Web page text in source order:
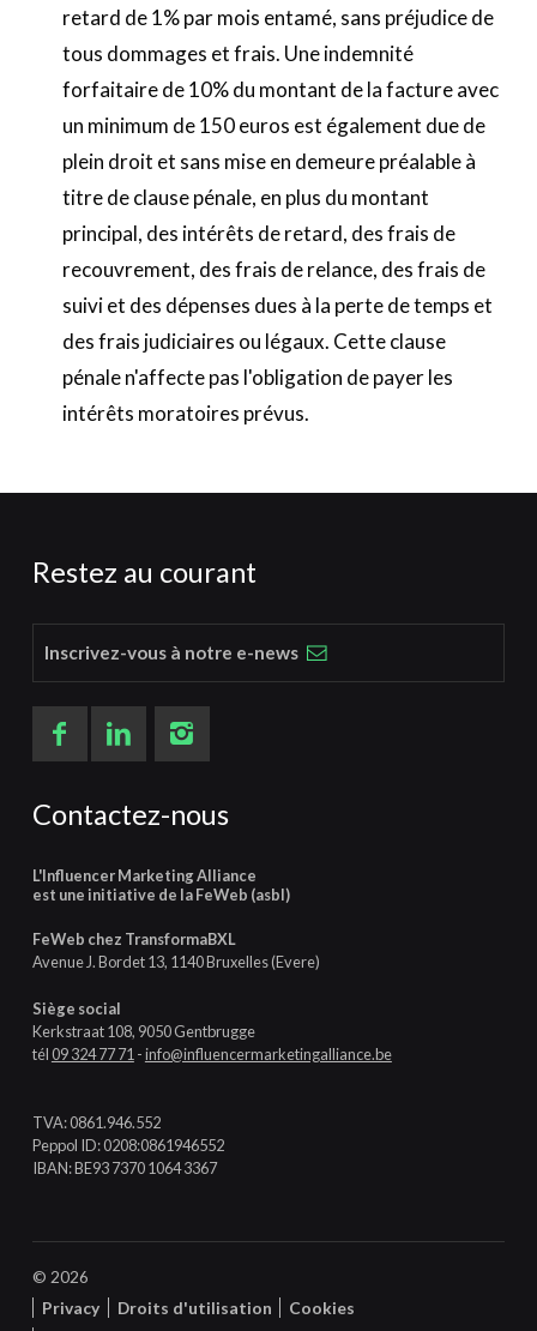
retard de 1% par mois entamé, sans préjudice de
tous dommages et frais. Une indemnité
forfaitaire de 10% du montant de la facture avec
un minimum de 150 euros est également due de
plein droit et sans mise en demeure préalable à
titre de clause pénale, en plus du montant
principal, des intérêts de retard, des frais de
recouvrement, des frais de relance, des frais de
suivi et des dépenses dues à la perte de temps et
des frais judiciaires ou légaux. Cette clause
pénale n'affecte pas l'obligation de payer les
intérêts moratoires prévus.
Restez au courant
Inscrivez-vous à notre e-news
Contactez-nous
L'Influencer Marketing Alliance
est une initiative de la FeWeb (asbl)
FeWeb chez TransformaBXL
Avenue J. Bordet 13, 1140 Bruxelles (Evere)
Siège social
Kerkstraat 108, 9050 Gentbrugge
tél09 324 77 71 -info@influencermarketingalliance.be
TVA: 0861.946.552
Peppol ID: 0208:0861946552
IBAN: BE93 7370 1064 3367
© 2026
Privacy
Droits d'utilisation
Cookies